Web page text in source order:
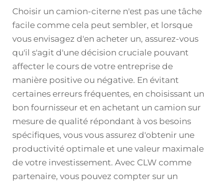
Choisir un camion-citerne n'est pas une tâche
facile comme cela peut sembler, et lorsque
vous envisagez d'en acheter un, assurez-vous
qu'il s'agit d'une décision cruciale pouvant
affecter le cours de votre entreprise de
manière positive ou négative. En évitant
certaines erreurs fréquentes, en choisissant un
bon fournisseur et en achetant un camion sur
mesure de qualité répondant à vos besoins
spécifiques, vous vous assurez d'obtenir une
productivité optimale et une valeur maximale
de votre investissement. Avec CLW comme
partenaire, vous pouvez compter sur un